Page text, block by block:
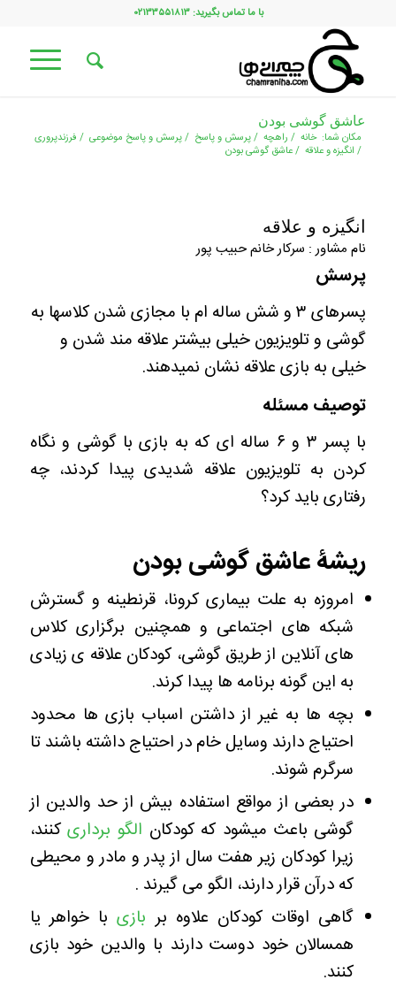
با ما تماس بگیرید: ۰۲۱۳۳۵۵۱۸۱۳
عاشق گوشی بودن
مکان شما: خانه / راهچه /پرسش و پاسخ /پرسش و پاسخ موضوعی / فرزندپروری
/ انگیزه و علاقه /عاشق گوشی بودن
انگیزه و علاقه
نام مشاور : سرکار خانم حبیب پور
پرسش
پسرهای ۳ و شش ساله ام با مجازی شدن کلاسها به
گوشی و تلویزیون خیلی بیشتر علاقه مند شدن و
خیلی به بازی علاقه نشان نمیدهند.
توصیف مسئله
با پسر ۳ و ۶ ساله ای که به بازی با گوشی و نگاه
کردن به تلویزیون علاقه شدیدی پیدا کردند، چه
رفتاری باید کرد؟
ریشۀ عاشق گوشی بودن
امروزه به علت بیماری کرونا، قرنطینه و گسترش
شبکه های اجتماعی و همچنین برگزاری کلاس
های آنلاین از طریق گوشی‌‌، کودکان علاقه ی زیادی
به این گونه برنامه ها پیدا کرند.
بچه ها به غیر از داشتن اسباب بازی ها محدود
احتیاج دارند وسایل خام در احتیاج داشته باشند تا
سرگرم شوند.
در بعضی از مواقع استفاده بیش از حد والدین از
گوشی باعث میشود که کودکان الگو برداریکنند،
زیرا کودکان زیر هفت سال از پدر و مادر و محیطی
که درآن قرار دارند، الگو می گیرند .
گاهی اوقات کودکان علاوه بر بازیبا خواهر یا
همسالان خود دوست دارند با والدین خود بازی
کنند.